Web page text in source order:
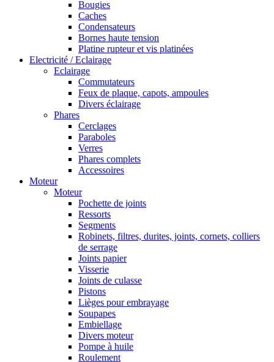
Bougies
Caches
Condensateurs
Bornes haute tension
Platine rupteur et vis platinées
Electricité / Eclairage
Eclairage
Commutateurs
Feux de plaque, capots, ampoules
Divers éclairage
Phares
Cerclages
Paraboles
Verres
Phares complets
Accessoires
Moteur
Moteur
Pochette de joints
Ressorts
Segments
Robinets, filtres, durites, joints, cornets, colliers
de serrage
Joints papier
Visserie
Joints de culasse
Pistons
Lièges pour embrayage
Soupapes
Embiellage
Divers moteur
Pompe à huile
Roulement